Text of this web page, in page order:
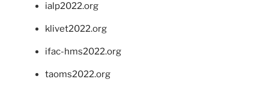
ialp2022.org
klivet2022.org
ifac-hms2022.org
taoms2022.org